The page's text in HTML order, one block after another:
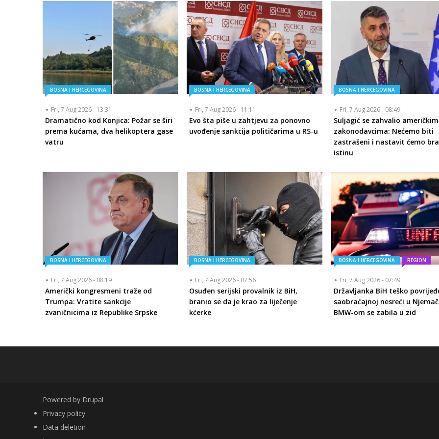
BOSNA I HERCEGOVINA
Fri, 7 Aug 2026 - 13:31
Dramatično kod Konjica: Požar se širi
prema kućama, dva helikoptera gase
vatru
BOSNA I HERCEGOVINA
Fri, 7 Aug 2026 - 11:11
Evo šta piše u zahtjevu za ponovno
uvođenje sankcija političarima u RS-u
BOSNA I HERCEGOVINA
Fri, 7 Aug 2026 - 08:49
Suljagić se zahvalio američkim
zakonodavcima: Nećemo biti
zastrašeni i nastavit ćemo
istinu
BOSNA I HERCEGOVINA
Fri, 7 Aug 2026 - 08:19
Američki kongresmeni traže od
Trumpa: Vratite sankcije
zvaničnicima iz Republike Srpske
BOSNA I HERCEGOVINA
Fri, 7 Aug 2026 - 07:56
Osuđen serijski provalnik iz BiH,
branio se da je krao za liječenje
kćerke
BOSNA I HERCEGOVINA REGION
Fri, 7 Aug 2026 - 07:49
Državljanka BiH teško
saobraćajnoj nesreći u
BMW-om se zabila u zid
Powered by Drupal
FOOTER
Privacy policy
Data deletion